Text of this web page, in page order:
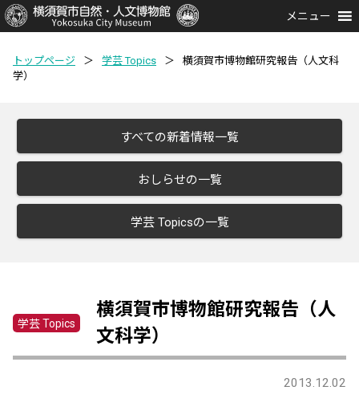
メニュー
トップページ ＞ 学芸 Topics ＞
横須賀市博物館研究報告（人文科
学）
すべての新着情報一覧
おしらせの一覧
学芸 Topicsの一覧
学芸 Topics
横須賀市博物館研究報告（人
文科学）
2013.12.02